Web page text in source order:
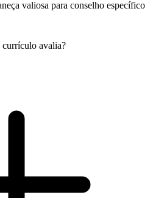
valiosa para conselho específico
currículo avalia?